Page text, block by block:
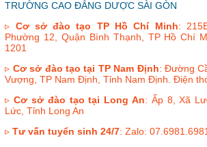
TRƯỜNG CAO ĐẲNG DƯỢC SÀI GÒN
▹ Cơ sở đào tạo TP Hồ Chí Minh:
Phường 12, Quận Bình Thạnh, TP Hồ Chí
1201
▹ Cơ sở đào tạo tại TP Nam Định: Đường
Vượng, TP Nam Định, Tỉnh Nam Định. Điện
▹Cơ sở đào tạo tại Long An: Ấp 8, Xã
Lức, Tỉnh Long An
▹Tư vấn tuyển sinh 24/7: Zalo: 07.6981.6981